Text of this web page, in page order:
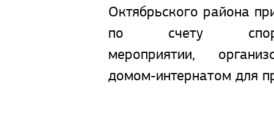
Октябрьского района
по счету
мероприятии,
домом-интернатом для